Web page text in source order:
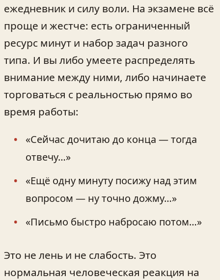
ежедневник и силу воли. На экзамене всё
проще и жестче: есть ограниченный
ресурс минут и набор задач разного
типа. И вы либо умеете распределять
внимание между ними, либо начинаете
торговаться с реальностью прямо во
время работы:
«Сейчас дочитаю до конца — тогда
отвечу…»
«Ещё одну минуту посижу над этим
вопросом — ну точно дожму…»
«Письмо быстро набросаю потом…»
Это не лень и не слабость. Это
нормальная человеческая реакция на